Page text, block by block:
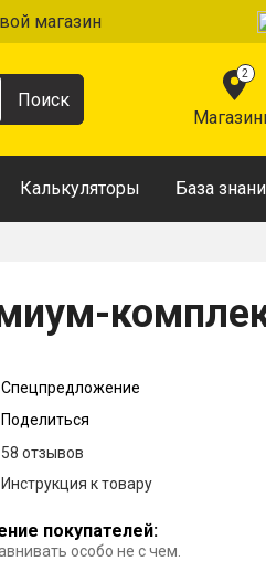
магазин
2
Калькуляторы База
Спецпредложение
Поделиться
58 отзывов
Инструкция к товару
покупателей:
особо не с чем.